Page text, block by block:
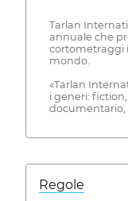
Tarlan
annuale che
cortometraggi
mondo.
«Tarlan
i generi:
documentario,
Regole